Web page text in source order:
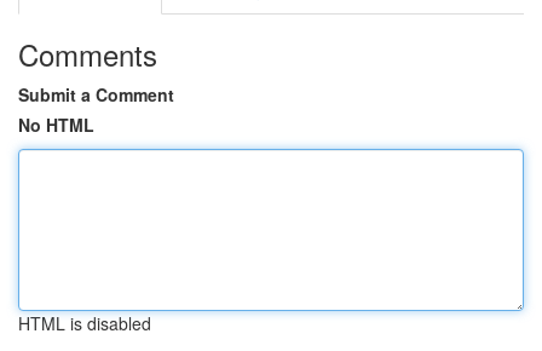
Comments
Submit a Comment
No HTML
HTML is disabled